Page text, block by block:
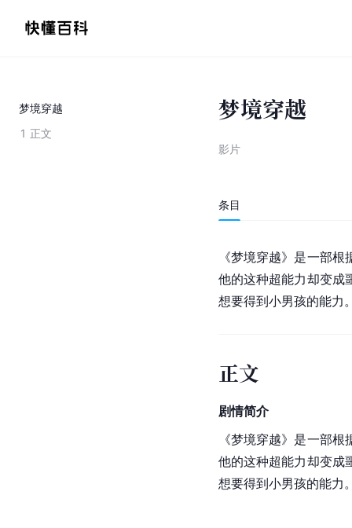
梦境穿越
1 正文
梦境穿越
影片
条目
《梦境穿越》是一部
他的这种超能力却变成
想要得到小男孩的能力
正文
剧情简介
《梦境穿越》是一部
他的这种超能力却变成
想要得到小男孩的能力